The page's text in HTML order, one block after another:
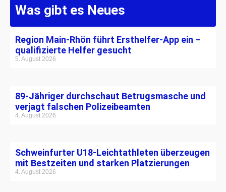
Was gibt es Neues
Region Main-Rhön führt Ersthelfer-App ein –
qualifizierte Helfer gesucht
5. August 2026
89-Jähriger durchschaut Betrugsmasche und
verjagt falschen Polizeibeamten
4. August 2026
Schweinfurter U18-Leichtathleten überzeugen
mit Bestzeiten und starken Platzierungen
4. August 2026